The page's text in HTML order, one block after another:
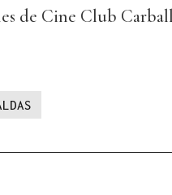
de Cine Club